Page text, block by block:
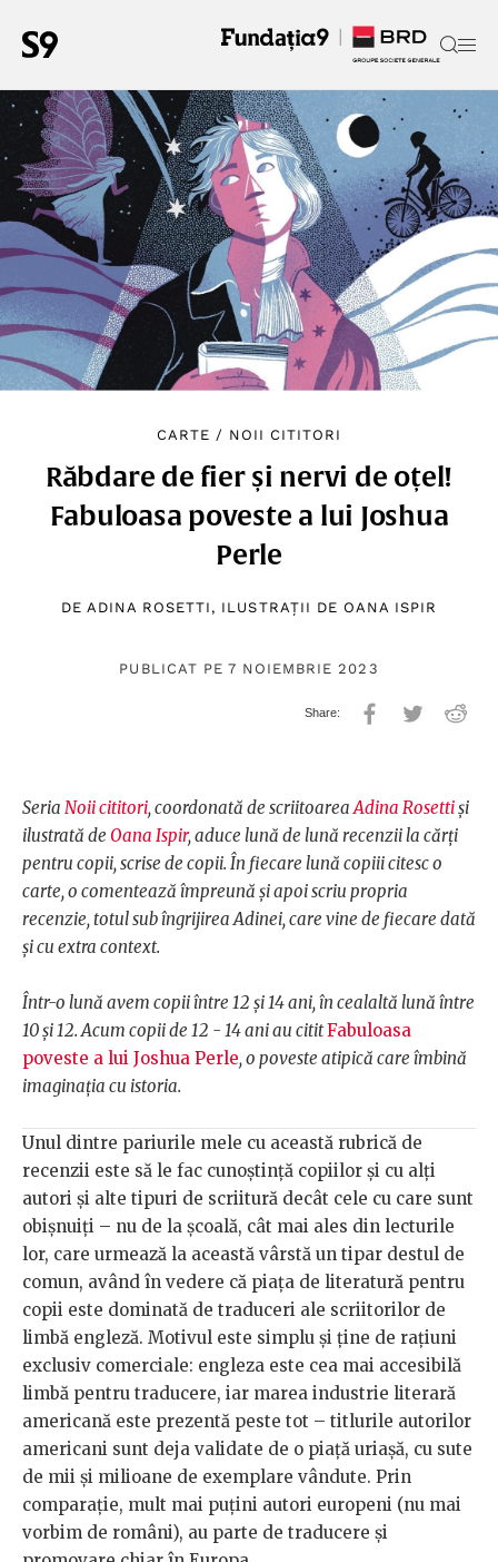
CARTE / NOII CITITORI
Răbdare de fier și nervi de oțel!
Fabuloasa poveste a lui Joshua
Perle
DE ADINA ROSETTI , ILUSTRAȚII DE OANA ISPIR
PUBLICAT PE 7 NOIEMBRIE 2023
Seria Noii cititori, coordonată de scriitoareaAdina Rosettiși
ilustrată de Oana Ispir, aduce lună de lună recenzii la cărți
pentru copii, scrise de copii. În fiecare lună copiii citesc o
carte, o comentează împreună și apoi scriu propria
recenzie, totul sub îngrijirea Adinei, care vine de fiecare dată
și cu extra context.
Într-o lună avem copii între 12 și 14 ani, în cealaltă lună între
10 și 12. Acum copii de 12 - 14 ani au cititFabuloasa
poveste a lui Joshua Perle, o poveste atipică care îmbină
imaginația cu istoria.
Unul dintre pariurile mele cu această rubrică de
recenzii este să le fac cunoștință copiilor și cu alți
autori și alte tipuri de scriitură decât cele cu care sunt
obișnuiți – nu de la școală, cât mai ales din lecturile
lor, care urmează la această vârstă un tipar destul de
comun, având în vedere că piața de literatură pentru
copii este dominată de traduceri ale scriitorilor de
limbă engleză. Motivul este simplu și ține de rațiuni
exclusiv comerciale: engleza este cea mai accesibilă
limbă pentru traducere, iar marea industrie literară
americană este prezentă peste tot – titlurile autorilor
americani sunt deja validate de o piață uriașă, cu sute
de mii și milioane de exemplare vândute. Prin
comparație, mult mai puțini autori europeni (nu mai
vorbim de români), au parte de traducere și